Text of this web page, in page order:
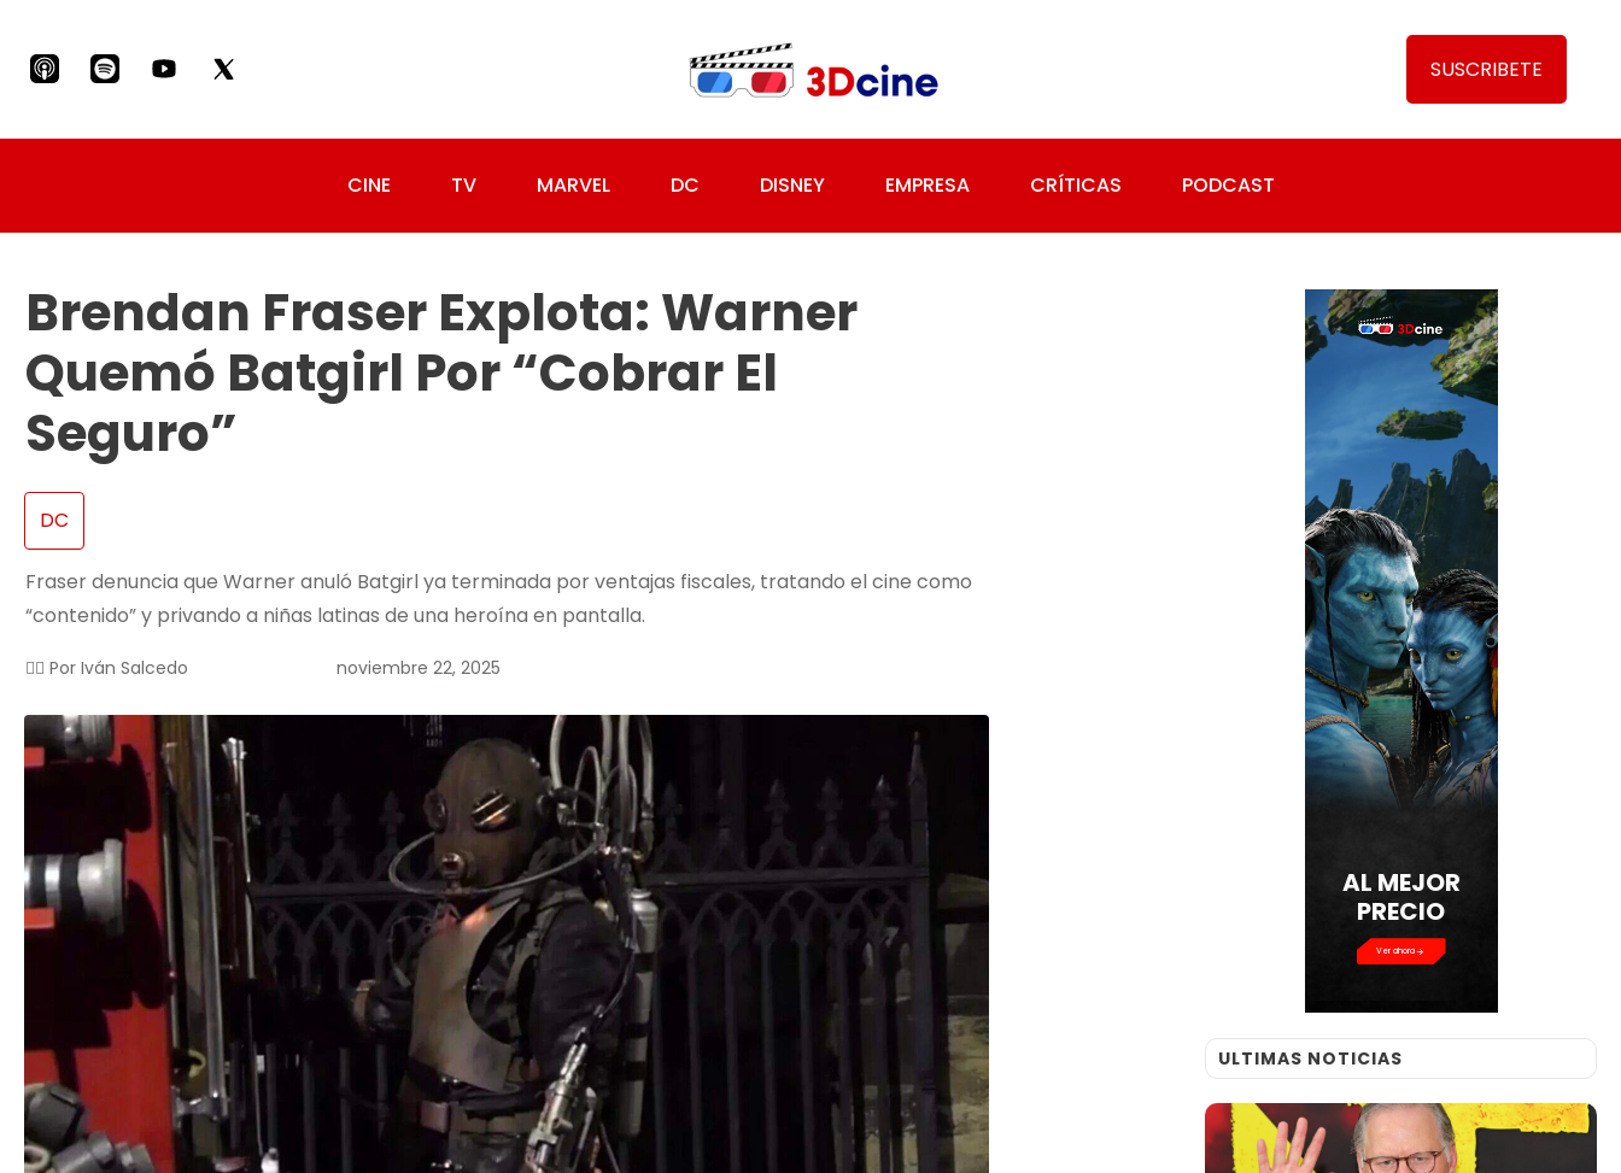
SUSCRIBETE
CINE TV MARVEL DC DISNEY EMPRESA CRÍTICAS PODCAST
Brendan Fraser Explota: Warner
Quemó Batgirl Por “cobrar El
Seguro”
DC
Fraser denuncia que Warner anuló Batgirl ya terminada por ventajas fiscales, tratando el cine como
“contenido” y privando a niñas latinas de una heroína en pantalla.
✍🏻 Por Iván Salcedo noviembre 22, 2025
AL MEJOR
PRECIO
Ver ahora
ULTIMAS NOTICIAS